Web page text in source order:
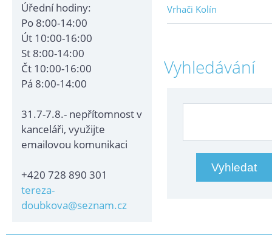
Úřední hodiny:
Po 8:00-14:00
Út 10:00-16:00
St 8:00-14:00
Čt 10:00-16:00
Pá 8:00-14:00
31.7-7.8.- nepřítomnost v
kanceláři, využijte
emailovou komunikaci
+420 728 890 301
tereza-
doubkova@seznam.cz
Vrhači Kolín
Vyhledávání